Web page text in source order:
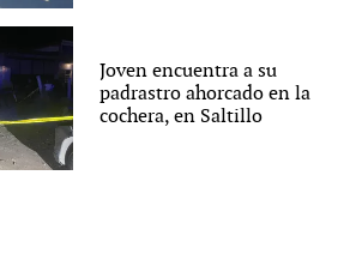
Joven encuentra a su
padrastro ahorcado en la
cochera, en Saltillo